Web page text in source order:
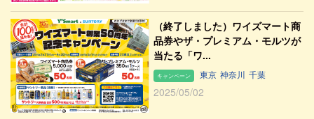
（終了しました）ワイズマート商
品券やザ・プレミアム・モルツが
当たる「ワ...
キャンペーン 東京 神奈川 千葉
2025/05/02